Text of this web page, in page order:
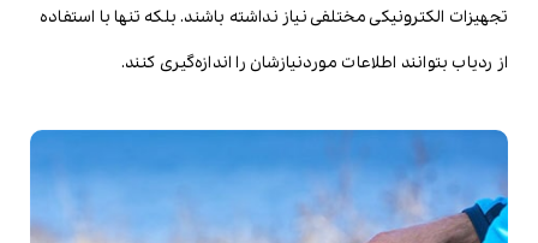
تجهیزات الکترونیکی مختلفی نیاز نداشته باشند. بلکه تنها با استفاده
از ردیاب بتوانند اطلاعات موردنیازشان را اندازه‌گیری کنند.